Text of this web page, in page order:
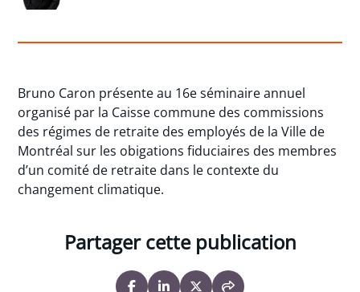
Bruno Caron présente au 16e séminaire annuel
organisé par la Caisse commune des commissions
des régimes de retraite des employés de la Ville de
Montréal sur les obigations fiduciaires des membres
d’un comité de retraite dans le contexte du
changement climatique.
Partager cette publication